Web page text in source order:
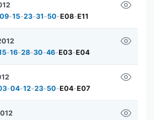
09-15-23-31-50-E08-E11
-16-28-30-46-E03-E04
-04-12-23-50-E04-E07